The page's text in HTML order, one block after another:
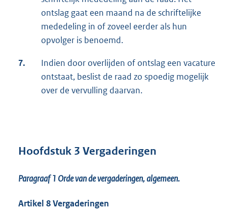
ontslag gaat een maand na de schriftelijke
mededeling in of zoveel eerder als hun
opvolger is benoemd.
7.
Indien door overlijden of ontslag een vacature
ontstaat, beslist de raad zo spoedig mogelijk
over de vervulling daarvan.
Hoofdstuk 3 Vergaderingen
Paragraaf 1 Orde van de vergaderingen, algemeen.
Artikel 8 Vergaderingen